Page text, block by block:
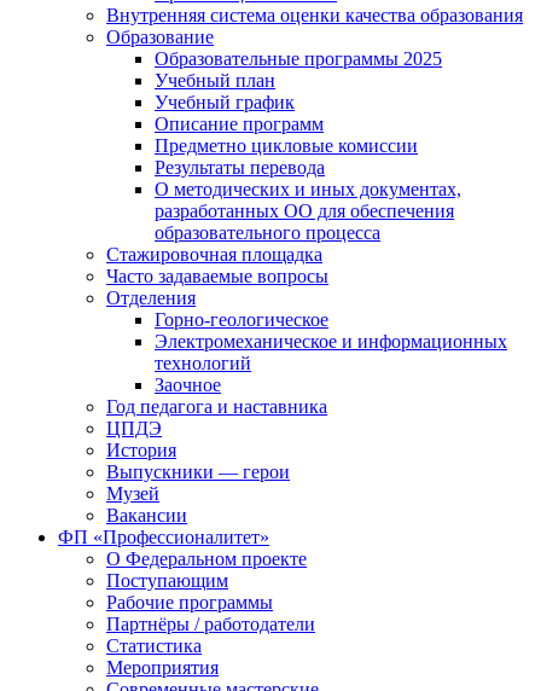
Внутренняя система оценки качества образования
Образование
Образовательные программы 2025
Учебный план
Учебный график
Описание программ
Предметно цикловые комиссии
Результаты перевода
О методических и иных документах,
разработанных ОО для обеспечения
образовательного процесса
Стажировочная площадка
Часто задаваемые вопросы
Отделения
Горно-геологическое
Электромеханическое и информационных
технологий
Заочное
Год педагога и наставника
ЦПДЭ
История
Выпускники — герои
Музей
Вакансии
ФП «Профессионалитет»
О Федеральном проекте
Поступающим
Рабочие программы
Партнёры / работодатели
Статистика
Мероприятия